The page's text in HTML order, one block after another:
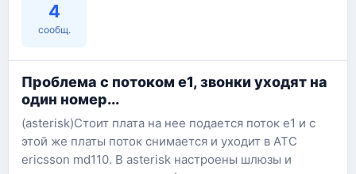
4
сообщ.
Проблема с потоком е1, звонки уходят на
один номер...
(asterisk)Стоит плата на нее подается поток е1 и с
этой же платы поток снимается и уходит в АТС
ericsson md110. В asterisk настроены шлюзы и